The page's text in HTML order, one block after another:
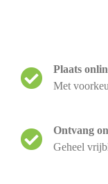
Plaats
Met
Ontvang
Geheel